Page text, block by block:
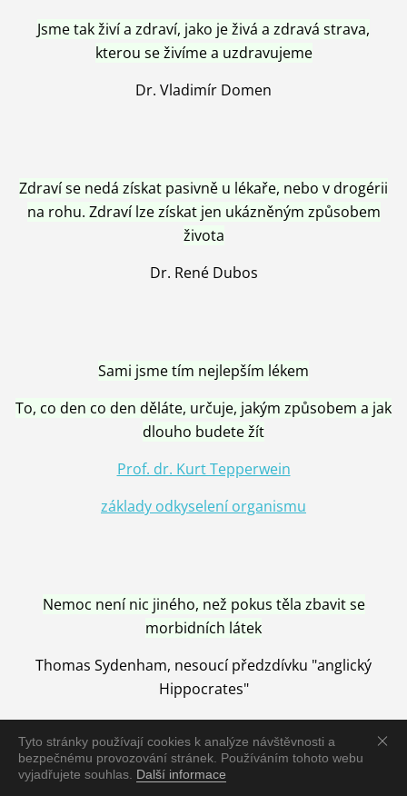
Tyto stránky používají cookies k analýze návštěvnosti a
bezpečnému provozování stránek. Používáním tohoto webu
vyjadřujete souhlas. Další informace
Jsme tak živí a zdraví, jako je živá a zdravá strava,
kterou se živíme a uzdravujeme
Dr. Vladimír Domen
Zdraví se nedá získat pasivně u lékaře, nebo v drogérii
na rohu. Zdraví lze získat jen ukázněným způsobem
života
Dr. René Dubos
Sami jsme tím nejlepším lékem
To, co den co den děláte, určuje, jakým způsobem a jak
dlouho budete žít
Prof. dr. Kurt Tepperwein
základy odkyselení organismu
Nemoc není nic jiného, než pokus těla zbavit se
morbidních látek
Thomas Sydenham, nesoucí předzdívku "anglický
Hippocrates"
Nemoc je vyléčena jen pomocí Přírody, neutralizací a